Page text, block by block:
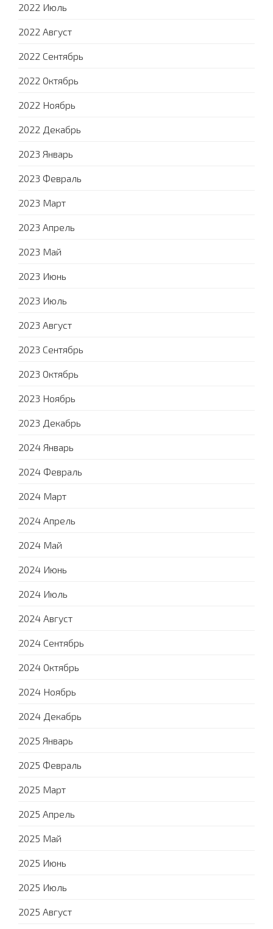
2022 Июль
2022 Август
2022 Сентябрь
2022 Октябрь
2022 Ноябрь
2022 Декабрь
2023 Январь
2023 Февраль
2023 Март
2023 Апрель
2023 Май
2023 Июнь
2023 Июль
2023 Август
2023 Сентябрь
2023 Октябрь
2023 Ноябрь
2023 Декабрь
2024 Январь
2024 Февраль
2024 Март
2024 Апрель
2024 Май
2024 Июнь
2024 Июль
2024 Август
2024 Сентябрь
2024 Октябрь
2024 Ноябрь
2024 Декабрь
2025 Январь
2025 Февраль
2025 Март
2025 Апрель
2025 Май
2025 Июнь
2025 Июль
2025 Август